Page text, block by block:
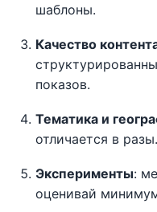
шаблоны.
Качество
показов.
Тематика и
отличается в разы.
Эксперименты:
оценивай